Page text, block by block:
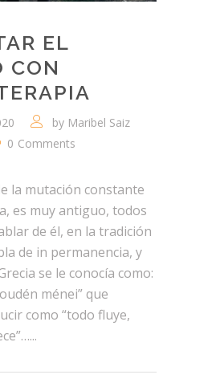
EL
CON
by Maribel Saiz
0 Comments
la mutación constante
es muy antiguo, todos
de él, en la tradición
de in permanencia, y
se le conocía como:
ménei” que
como “todo fluye,